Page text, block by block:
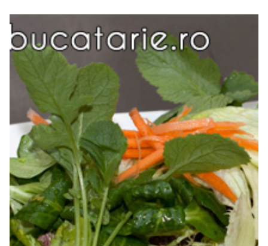
inimi cu ciocolata diva in bucatarie